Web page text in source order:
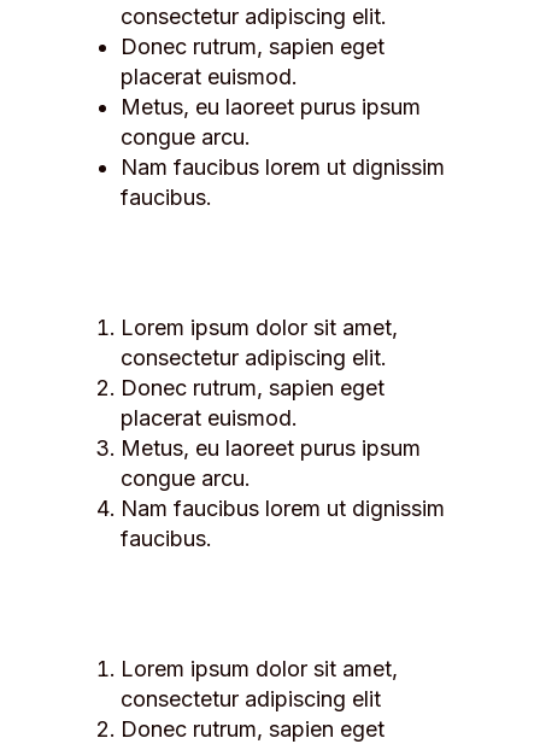
consectetur adipiscing elit.
Donec rutrum, sapien eget
placerat euismod.
Metus, eu laoreet purus ipsum
congue arcu.
Nam faucibus lorem ut dignissim
faucibus.
Lorem ipsum dolor sit amet,
consectetur adipiscing elit.
Donec rutrum, sapien eget
placerat euismod.
Metus, eu laoreet purus ipsum
congue arcu.
Nam faucibus lorem ut dignissim
faucibus.
Lorem ipsum dolor sit amet,
consectetur adipiscing elit
Donec rutrum, sapien eget